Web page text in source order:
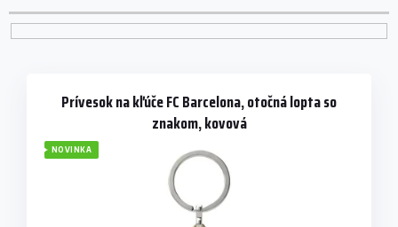
Prívesok na kľúče FC Barcelona, otočná lopta so
znakom, kovová
NOVINKA